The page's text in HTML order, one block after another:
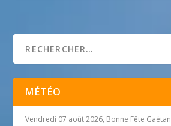
MÉTÉO
Vendredi 07 août 2026, Bonne Fête Gaétan